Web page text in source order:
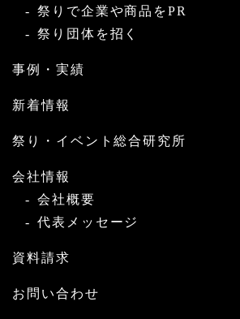
祭りで企業や商品をPR
祭り団体を招く
事例・実績
新着情報
祭り・イベント総合研究所
会社情報
会社概要
代表メッセージ
資料請求
お問い合わせ